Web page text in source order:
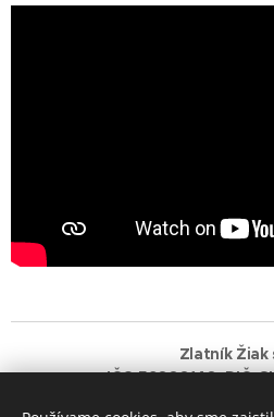
Zlatník Žiak
IČO:56080140 DIČ: